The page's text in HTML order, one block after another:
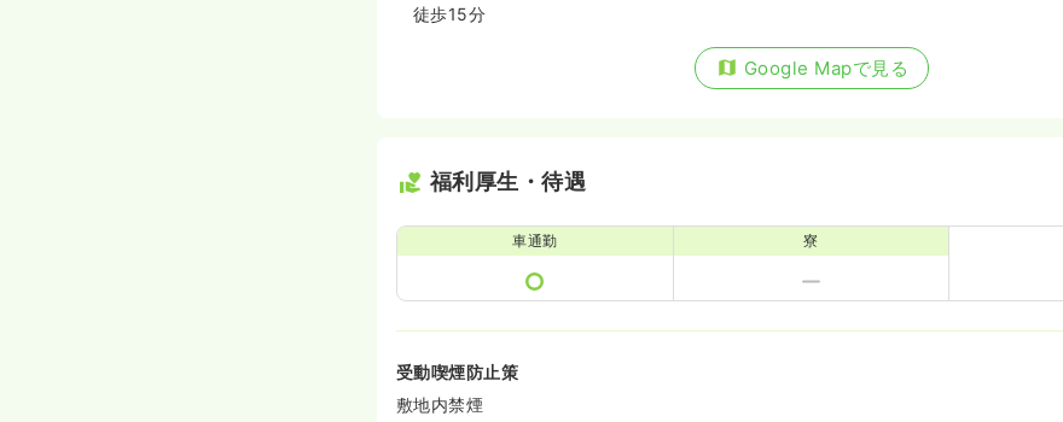
徒歩15分
Google Mapで見る
福利厚生・待遇
車通勤 寮
受動喫煙防止策
敷地内禁煙